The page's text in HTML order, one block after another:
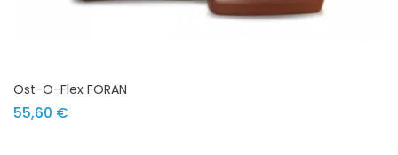
Ost-O-Flex FORAN
55,60 €